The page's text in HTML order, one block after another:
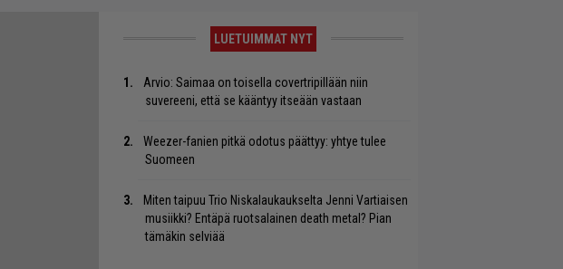
LUETUIMMAT NYT
Arvio: Saimaa on toisella covertripillään niin
suvereeni, että se kääntyy itseään vastaan
Weezer-fanien pitkä odotus päättyy: yhtye tulee
Suomeen
Miten taipuu Trio Niskalaukaukselta Jenni Vartiaisen
musiikki? Entäpä ruotsalainen death metal? Pian
tämäkin selviää